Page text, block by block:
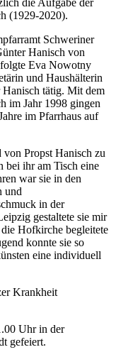
die Aufgabe der
(1929-2020).
Schweriner
Hanisch von
Eva Nowotny
und Haushälterin
Hanisch tätig. Mit dem
im Jahr 1998 gingen
im Pfarrhaus auf
von Propst Hanisch zu
bei ihr am Tisch eine
war sie in den
und
in der
gestaltete sie mir
Hofkirche begleitete
konnte sie so
eine individuell
Krankheit
Uhr in der
gefeiert.